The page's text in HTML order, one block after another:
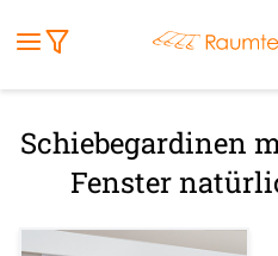
Außenrollo
Stoffe
Markise
Schiebegardinen
Fenster